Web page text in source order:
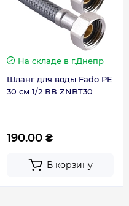
года сервисным
Таиланд
вес
10.9
На складе в г.Днепр
Шланг для воды Fado PE
30 см 1/2 ВВ ZNBT30
190.00 ₴
В корзину